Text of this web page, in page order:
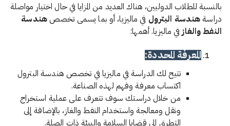
بالنسبة للطلاب الدوليين، هناك العديد من المزايا في حال اختيار مواصلة
دراسة هندسة البترول في ماليزيا، أو بما يسمى تخصصهندسة
النفط والغاز في ماليزيا. أهمها:
المعرفة المحددة:
تتيح لك الدراسة في ماليزيا في تخصص هندسة البترول
اكتساب معرفة وفهم لهذه الصناعة.
من خلال دراستك سوف تتعرف على عملية استخراج
ونقل ومعالجة واستخدام النفط والغاز، بالإضافة إلى
التطرق إلى قضايا السلامة والبيئة ذات الصلة.